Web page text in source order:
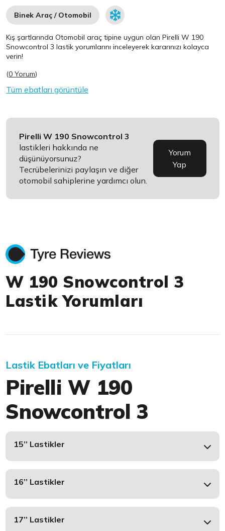
Binek Araç / Otomobil
Kış şartlarında Otomobil araç tipine uygun olanPirelli W 190
Snowcontrol 3 lastik yorumlarını inceleyerek kararınızı kolayca
verin!
(0 Yorum)
Tüm ebatları görüntüle
Pirelli W 190 Snowcontrol 3
lastikleri hakkında ne
düşünüyorsunuz?
Tecrübelerinizi paylaşın ve diğer
otomobil sahiplerine yardımcı olun.
Yorum
Yap
W 190 Snowcontrol 3
Lastik Yorumları
Lastik Ebatları ve Fiyatları
Pirelli W 190
Snowcontrol 3
15’’ Lastikler
16’’ Lastikler
17’’ Lastikler